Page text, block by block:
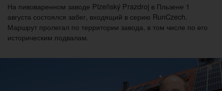
На пивоваренном заводе Plzeňský Prazdroj в Пльзене 1
августа состоялся забег, входящий в серию RunCzech.
Маршрут пролегал по территории завода, в том числе по его
историческим подвалам.